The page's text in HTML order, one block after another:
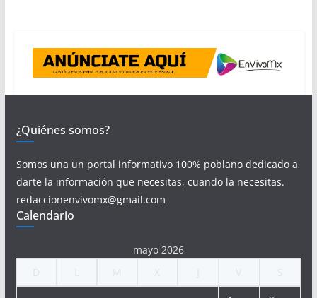
¿Quiénes somos?
Somos una un portal informativo 100% poblano dedicado a
darte la información que necesitas, cuando la necesitas.
redaccionenvivomx@gmail.com
Calendario
mayo 2026